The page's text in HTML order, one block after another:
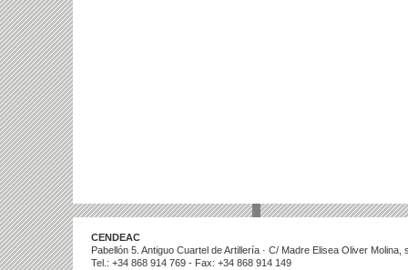
CENDEAC
Pabellón 5. Antiguo Cuartel de Artillería · C/ Madre Elisea Oliver
Tel.: +34 868 914 769 - Fax: +34 868 914 149